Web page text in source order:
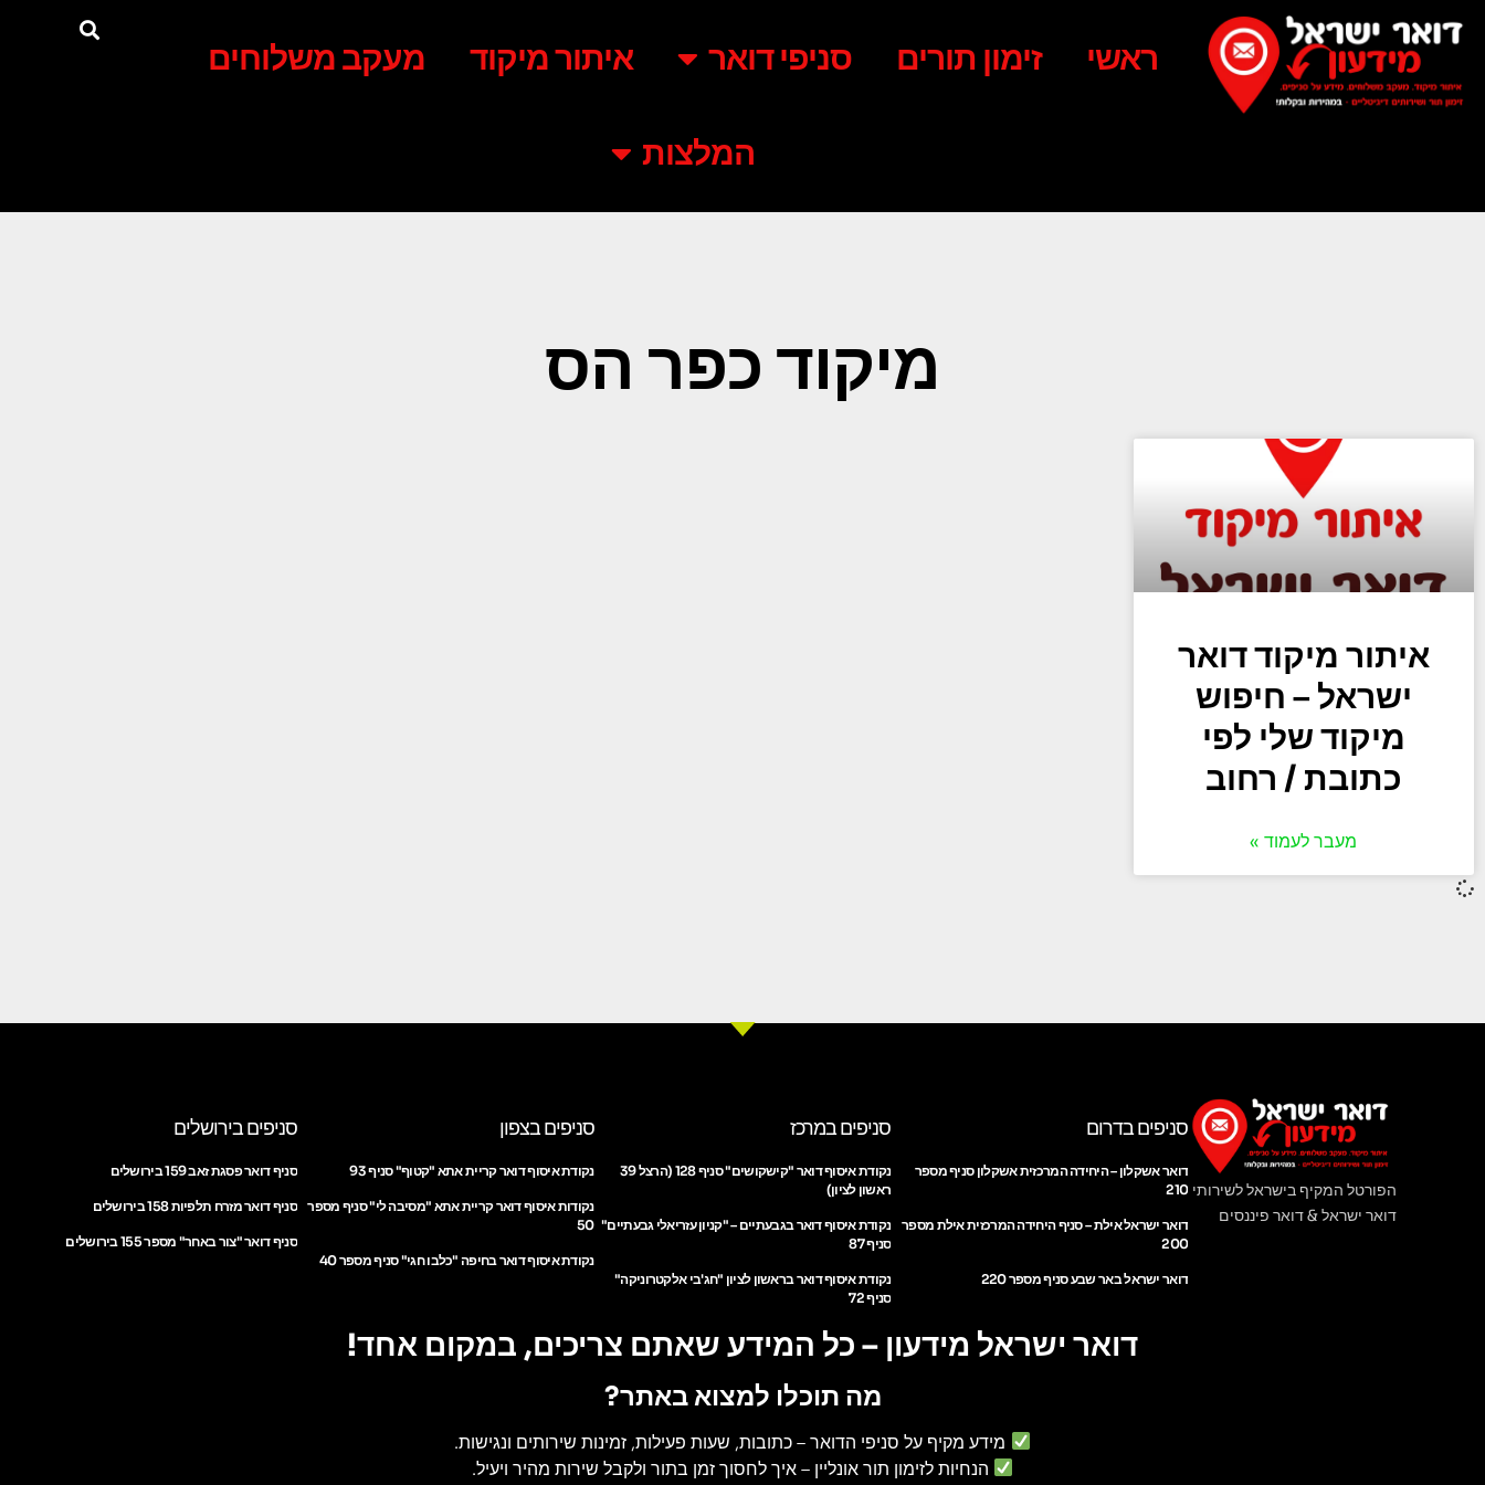
ראשי זימון תורים סניפי דואר איתור מיקוד מעקב משלוחים
המלצות
מיקוד כפר הס
איתור מיקוד דואר
ישראל – חיפוש
מיקוד שלי לפי
כתובת / רחוב
מעבר לעמוד »
הפורטל המקיף בישראל לשירותי
דואר ישראל & דואר פיננסים
סניפים בדרום
דואר אשקלון – היחידה המרכזית אשקלון סניף מספר
210
דואר ישראל אילת – סניף היחידה המרכזית אילת מספר
200
דואר ישראל באר שבע סניף מספר 220
סניפים במרכז
נקודת איסוף דואר "קישקושים" סניף 128 (הרצל 39
ראשון לציון)
נקודת איסוף דואר בגבעתיים – "קניון עזריאלי גבעתיים"
סניף 87
נקודת איסוף דואר בראשון לציון "חג'בי אלקטרוניקה"
סניף 72
סניפים בצפון
נקודת איסוף דואר קריית אתא "קטוף" סניף 93
נקודות איסוף דואר קריית אתא "מסיבה לי" סניף מספר
50
נקודת איסוף דואר בחיפה "כלבו חגי" סניף מספר 40
סניפים בירושלים
סניף דואר פסגת זאב 159 בירושלים
סניף דואר מזרח תלפיות 158 בירושלים
סניף דואר "צור באחר" מספר 155 בירושלים
דואר ישראל מידעון – כל המידע שאתם צריכים, במקום אחד!
מה תוכלו למצוא באתר?
מידע מקיף על סניפי הדואר– כתובות, שעות פעילות, זמינות שירותים ונגישות.
הנחיות לזימון תור אונליין – איך לחסוך זמן בתור ולקבל שירות מהיר ויעיל.